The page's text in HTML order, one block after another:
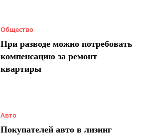
Общество
При разводе можно потребовать
компенсацию за ремонт
квартиры
Авто
Покупателей авто в лизинг